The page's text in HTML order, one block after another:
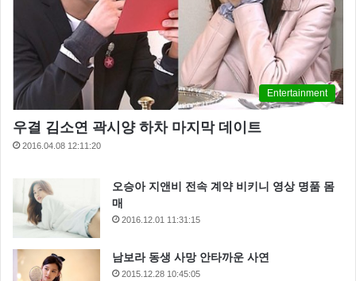
그러면서 “지지난달 에 빼먹어서 지난달에 빼먹어서 지
난달에 두 번을 해야 했다. 그게 또 이월이 돼서 이번달
에 두 번을 해야 하는데, 이번달 것도 안했다. 저는 마음
이 급하다”며 자연스럽게 횟수를 2번으로 만들려고 하
만들어준 것 같다”며 촬영 후 상황을 전했습니다.
Entertainment
우결 김소연 곽시양 하차 마지막 데이트
2016.04.08 12:11:20
오승아 지앤비 전속 계약 비키니 영상 명품 몸
매
2016.12.01 11:31:15
남보라 동생 사망 안타까운 사연
2015.12.28 10:45:05